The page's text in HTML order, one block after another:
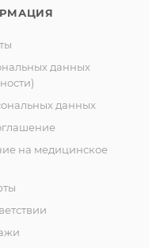
данных
данных
на медицинское